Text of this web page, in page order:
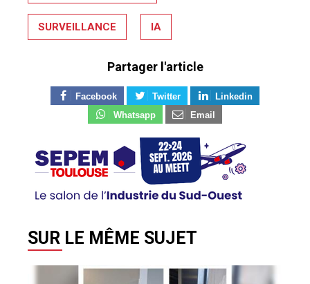
Partager l'article
Facebook Twitter
SUR LE MÊME SUJET